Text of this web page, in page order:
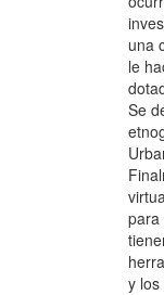
una
le
Se
para
y los